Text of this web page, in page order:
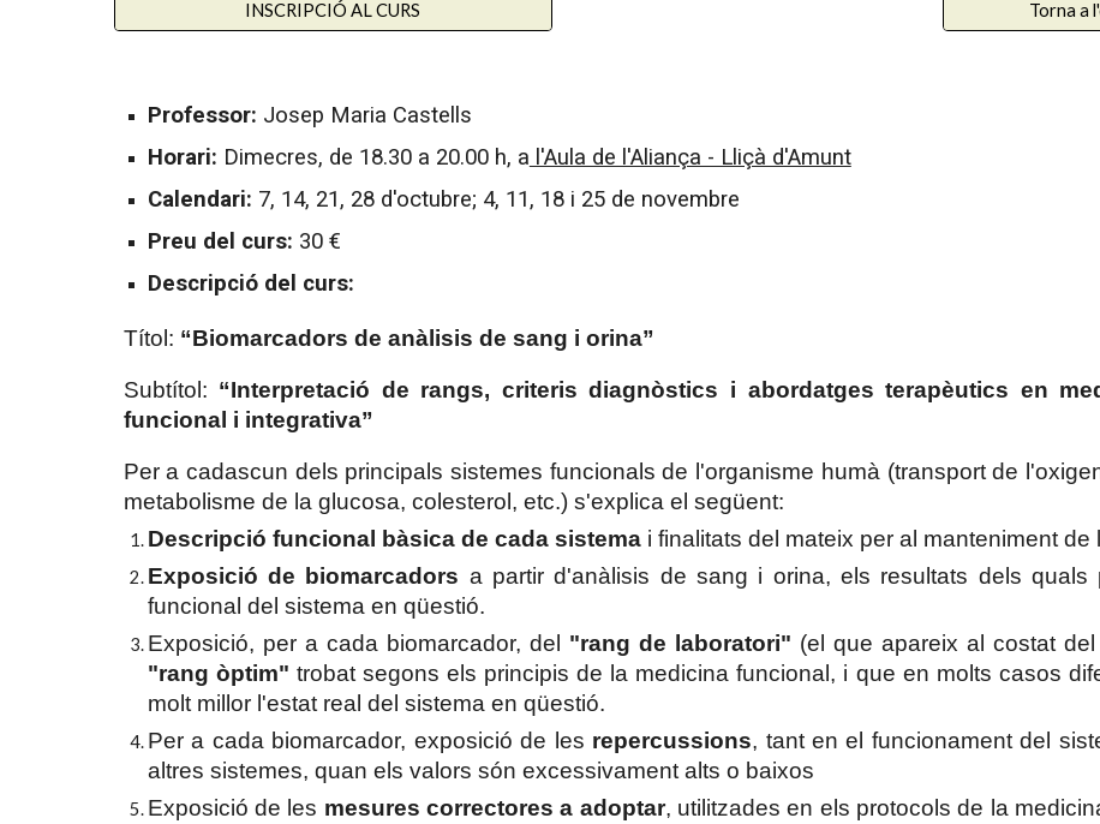
INSCRIPCIÓ AL CURS Torna a
Professor: Josep Maria Castells
Horari: Dimecres, de 18.30 a 20.00 h, a l'Aula de l'Aliança - Lliçà d'Amunt
Calendari: 7, 14, 21, 28 d'octubre; 4, 11, 18 i 25 de novembre
Preu del curs: 30 €
Descripció del curs:
Títol: “Biomarcadors de anàlisis de sang i orina”
Subtítol: “Interpretació de rangs, criteris diagnòstics i abordatges terapèutics en
funcional i integrativa”
Per a cadascun dels principals sistemes funcionals de l'organisme humà (transport de
metabolisme de la glucosa, colesterol, etc.) s'explica el següent:
Descripció funcional bàsica de cada sistemai finalitats del mateix per al manteniment de
Exposició de biomarcadors a partir d'anàlisis de sang i orina, els resultats dels quals
funcional del sistema en qüestió.
Exposició, per a cada biomarcador, del "rang de laboratori" (el que apareix al costat
"rang òptim" trobat segons els principis de la medicina funcional, i que en molts casos
molt millor l'estat real del sistema en qüestió.
Per a cada biomarcador, exposició de les repercussions, tant en el funcionament del
altres sistemes, quan els valors són excessivament alts o baixos
Exposició de les mesures correctores a adoptar, utilitzades en els protocols de la